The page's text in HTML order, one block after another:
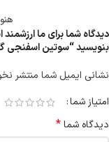
دیدگاه شما برای ما
بنویسید “سوتین اسفنجی
نشانی ایمیل شما منتشر
امتیاز شما
دیدگاه شما*